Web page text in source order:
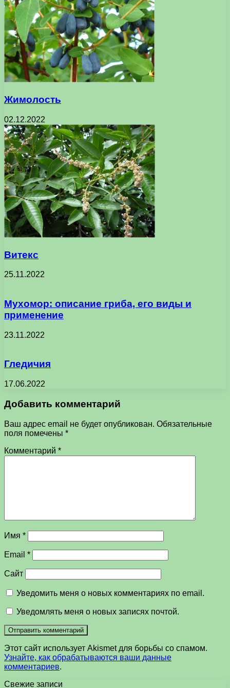
Жимолость
02.12.2022
Витекс
25.11.2022
Мухомор: описание гриба, его виды и
применение
23.11.2022
Гледичия
17.06.2022
Добавить комментарий
Ваш адрес email не будет опубликован. Обязательные
поля помечены *
Комментарий *
Имя *
Email *
Сайт
Уведомить меня о новых комментариях по email.
Уведомлять меня о новых записях почтой.
Этот сайт использует Akismet для борьбы со спамом.
Узнайте, как обрабатываются ваши данные
комментариев.
Свежие записи